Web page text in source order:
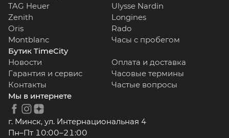
TAG Heuer
Ulysse Nardin
Zenith
Longines
Oris
Rado
Montblanc
Часы с пробегом
Бутик TimeCity
Новости
Оплата и доставка
Гарантия и сервис
Часовые термины
Контакты
Частые вопросы
Мы в интернете
г. Минск, ул. Интернациональная 4
Пн–Пт 10:00–21:00